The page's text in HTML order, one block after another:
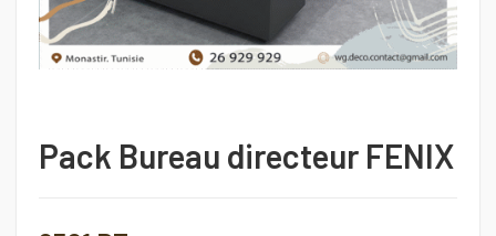
Pack Bureau directeur FENIX